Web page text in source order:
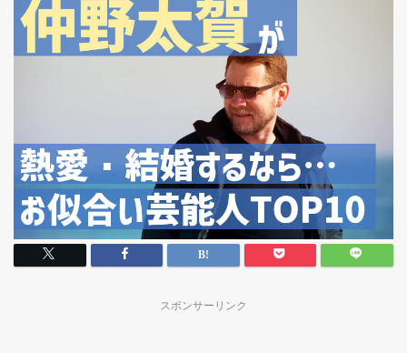
スポンサーリンク